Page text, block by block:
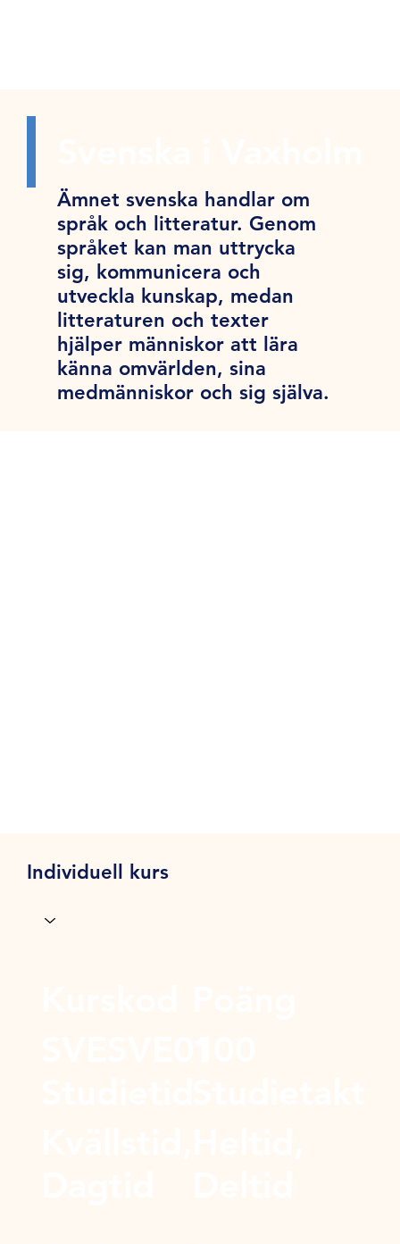
Ämnet svenska handlar om
språk och litteratur. Genom
språket kan man uttrycka
sig, kommunicera och
utveckla kunskap, medan
litteraturen och texter
hjälper människor att lära
känna omvärlden, sina
medmänniskor och sig själva.
Individuell kurs